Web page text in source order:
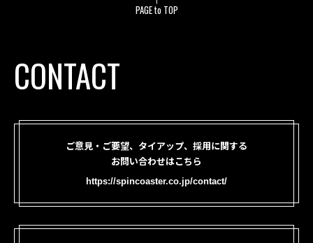
PAGE to TOP
CONTACT
ご意見・ご要望、タイアップ、採用に関する
お問い合わせはこちら
https://spincoaster.co.jp/contact/